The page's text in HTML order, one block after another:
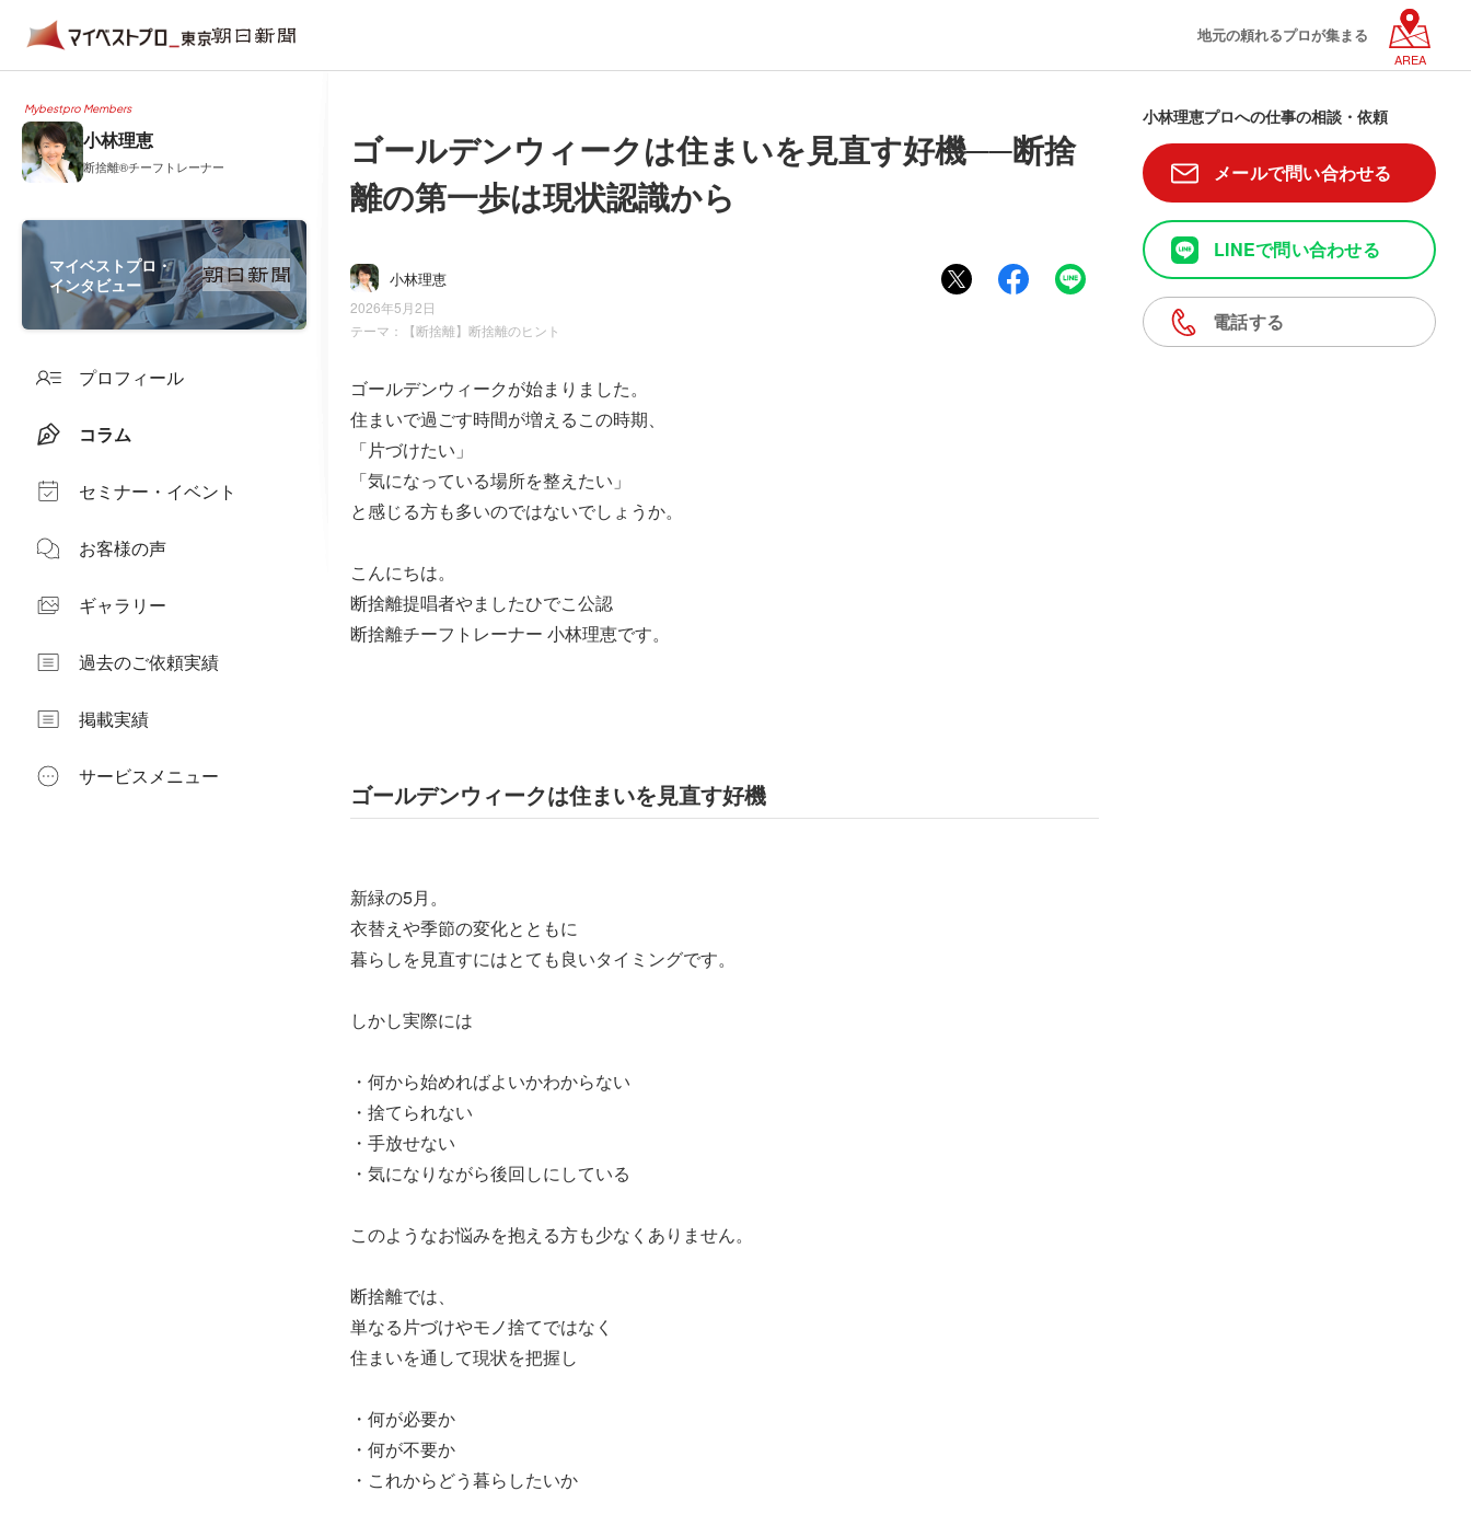
地元の頼れるプロが集まる
AREA
Mybestpro Members
小林理恵
断捨離®チーフトレーナー
マイベストプロ・
インタビュー
プロフィール
コラム
セミナー・イベント
お客様の声
ギャラリー
過去のご依頼実績
掲載実績
サービスメニュー
ゴールデンウィークは住まいを見直す好機──断捨
離の第一歩は現状認識から
小林理恵
2026年5月2日
テーマ：
【断捨離】断捨離のヒント
ゴールデンウィークが始まりました。
住まいで過ごす時間が増えるこの時期、
「片づけたい」
「気になっている場所を整えたい」
と感じる方も多いのではないでしょうか。
こんにちは。
断捨離提唱者やましたひでこ公認
断捨離チーフトレーナー 小林理恵です。
ゴールデンウィークは住まいを見直す好機
新緑の5月。
衣替えや季節の変化とともに
暮らしを見直すにはとても良いタイミングです。
しかし実際には
・何から始めればよいかわからない
・捨てられない
・手放せない
・気になりながら後回しにしている
このようなお悩みを抱える方も少なくありません。
断捨離では、
単なる片づけやモノ捨てではなく
住まいを通して現状を把握し
・何が必要か
・何が不要か
・これからどう暮らしたいか
小林理恵プロへの仕事の相談・依頼
メールで問い合わせる
LINEで問い合わせる
電話する